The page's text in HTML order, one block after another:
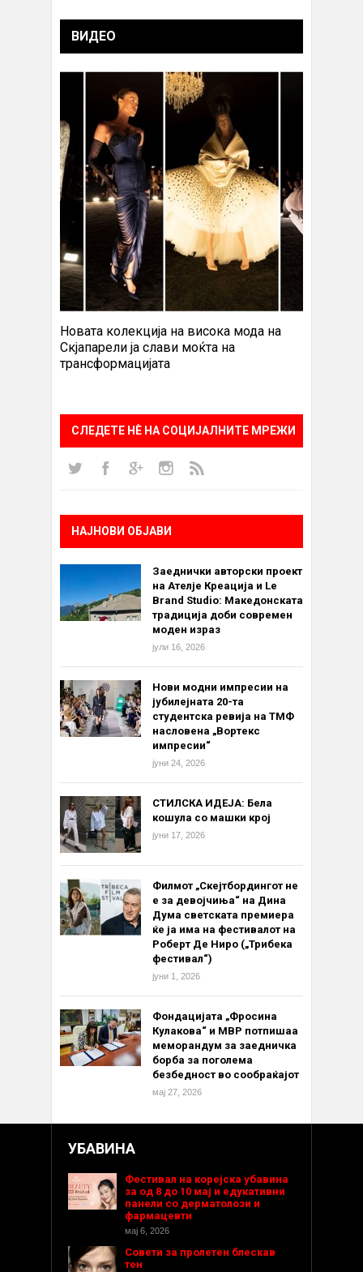
ВИДЕО
Новата колекција на висока мода на
Скјапарели ја слави моќта на
трансформацијата
СЛЕДЕТЕ НÈ НА СОЦИЈАЛНИТЕ МРЕЖИ
НАЈНОВИ ОБЈАВИ
Заеднички авторски проект
на Ателје Креација и Le
Brand Studio: Македонската
традиција доби современ
моден израз
јули 16, 2026
Нови модни импресии на
јубилејната 20-та
студентска ревија на ТМФ
насловена „Вортекс
импресии“
јуни 24, 2026
СТИЛСКА ИДЕЈА: Бела
кошула со машки крој
јуни 17, 2026
Филмот „Скејтбордингот не
е за девојчиња“ на Дина
Дума светската премиера
ќе ја има на фестивалот на
Роберт Де Ниро („Трибека
фестивал“)
јуни 1, 2026
Фондацијата „Фросина
Кулакова“ и МВР потпишаа
меморандум за заедничка
борба за поголема
безбедност во сообраќајот
мај 27, 2026
УБАВИНА
Фестивал на корејска убавина
за од 8 до 10 мај и едукативни
панели со дерматолози и
фармацевти
мај 6, 2026
Совети за пролетен блескав
тен